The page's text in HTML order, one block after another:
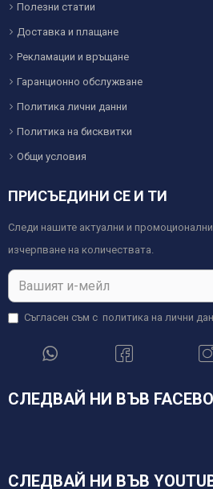
Полезни статии
Доставка и плащане
Рекламации и връщане
Гаранционно обслужване
Политика лични данни
Политика на бисквитки
Общи условия
ПРИСЪЕДИНИ СЕ И ТИ
Следи нашите актуални и
изчерпване на количествата.
Съгласен съм с политика на лични
СЛЕДВАЙ НИ ВЪВ
СЛЕДВАЙ НИ ВЪВ